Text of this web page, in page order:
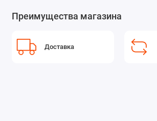
Преимущества магазина
Доставка